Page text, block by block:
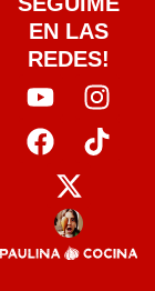
EN LAS
REDES!